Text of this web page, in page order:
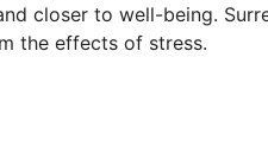
closer to well-being.
the effects of stress.